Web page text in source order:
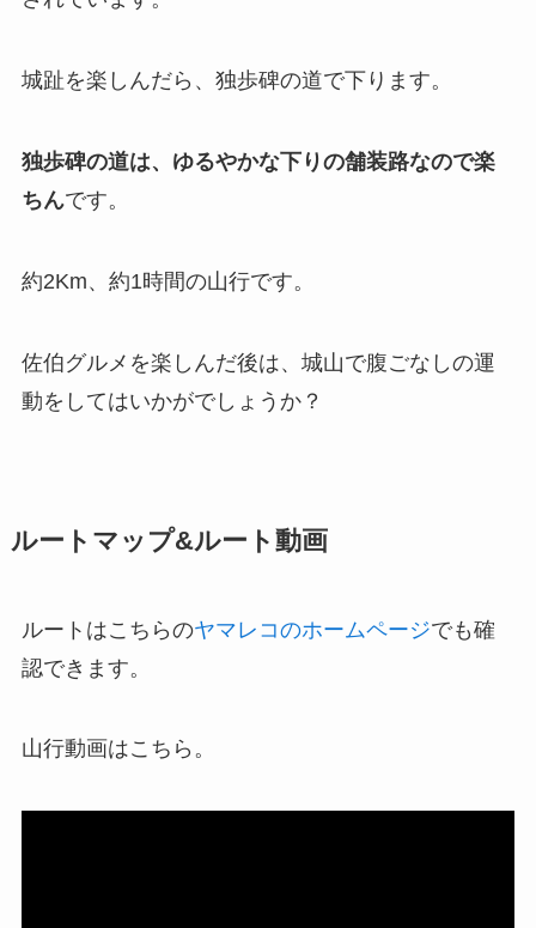
城趾を楽しんだら、独歩碑の道で下ります。
独歩碑の道は、ゆるやかな下りの舗装路なので楽
ちんです。
約2Km、約1時間の山行です。
佐伯グルメを楽しんだ後は、城山で腹ごなしの運
動をしてはいかがでしょうか？
ルートマップ&ルート動画
ルートはこちらのヤマレコのホームページでも確
認できます。
山行動画はこちら。